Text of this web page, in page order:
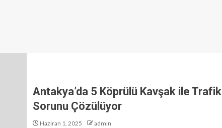
Antakya’da 5 Köprülü Kavşak ile Trafik
Sorunu Çözülüyor
Haziran 1, 2025 admin